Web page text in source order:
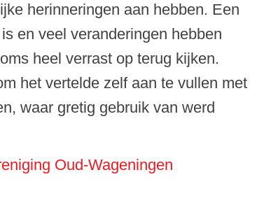
herinneringen aan hebben. Een
en veel veranderingen hebben
heel verrast op terug kijken.
het vertelde zelf aan te vullen met
waar gretig gebruik van werd
Oud-Wageningen